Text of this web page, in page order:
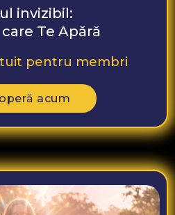
invizibil:
Te Apără
pentru membri
acum